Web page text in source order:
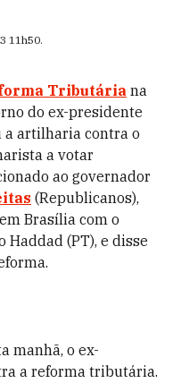
11h50.
Tributária na
do ex-presidente
a artilharia contra o
a votar
ao governador
(Republicanos),
Brasília com o
Haddad (PT), e disse
manhã, o ex-
a reforma tributária.